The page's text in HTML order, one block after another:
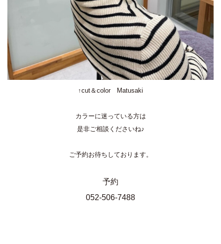
↑cut＆color Matusaki
カラーに迷っている方は
是非ご相談くださいね♪
ご予約お待ちしております。
予約
052-506-7488